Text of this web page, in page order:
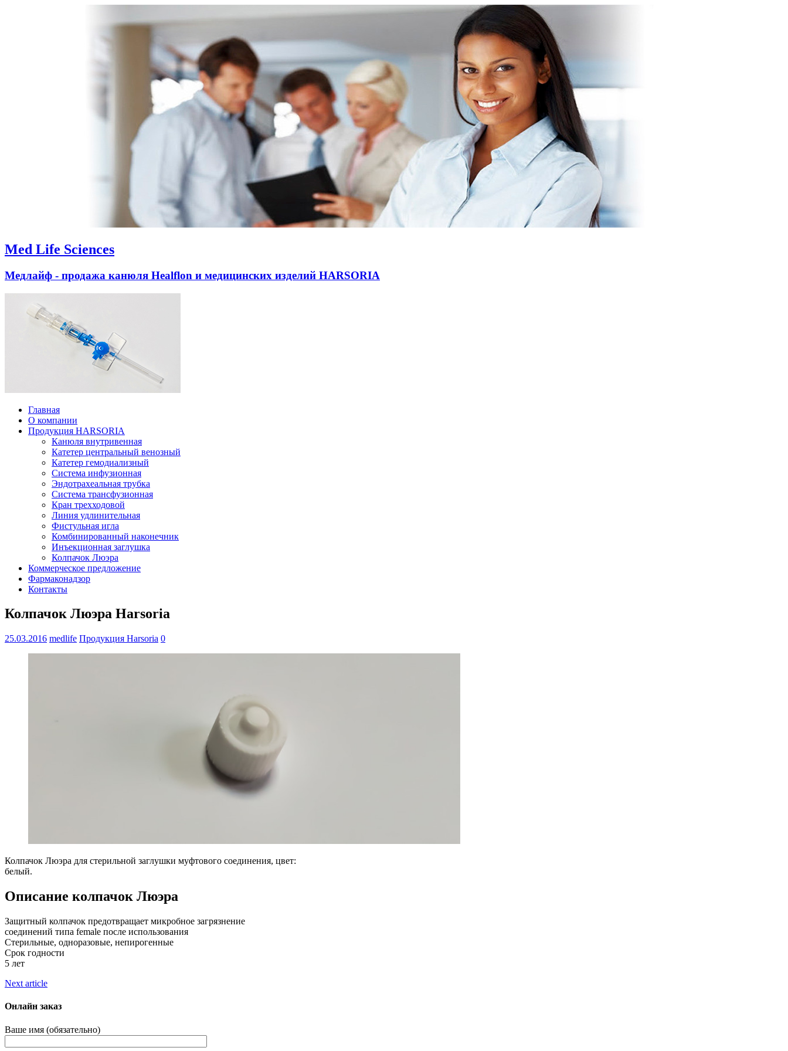
Med Life Sciences
Медлайф - продажа канюля Healflon и медицинских изделий HARSORIA
Главная
О компании
Продукция HARSORIA
Канюля внутривенная
Катетер центральный венозный
Катетер гемодиализный
Система инфузионная
Эндотрахеальная трубка
Система трансфузионная
Кран трехходовой
Линия удлинительная
Фистульная игла
Комбинированный наконечник
Инъекционная заглушка
Колпачок Люэра
Коммерческое предложение
Фармаконадзор
Контакты
Колпачок Люэра Harsoria
25.03.2016 medlife Продукция Harsoria 0
Колпачок Люэра для стерильной заглушки муфтового соединения, цвет:
белый.
Описание колпачок Люэра
Защитный колпачок предотвращает микробное загрязнение
соединений типа female после использования
Стерильные, одноразовые, непирогенные
Срок годности
5 лет
Next article
Онлайн заказ
Ваше имя (обязательно)